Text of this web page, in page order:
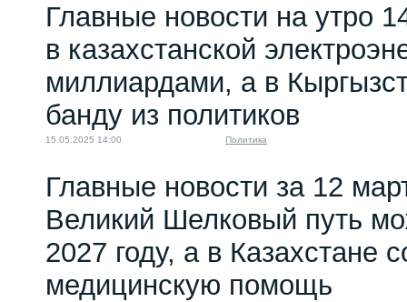
Главные новости на утро
в казахстанской
миллиардами, а в
банду из политиков
15.05.2025 14:00 Политика
Главные новости за 12
Великий Шелковый путь
2027 году, а в Казахстане
медицинскую помощь